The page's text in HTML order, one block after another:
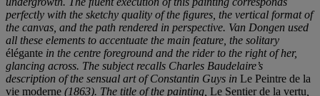
perfectly with the sketchy quality of the ﬁgures, the vertical format of
the canvas, and the path rendered in perspective. Van Dongen used
all these elements to accentuate the main feature, the solitary
élégante in the centre foreground and the rider to the right of her,
glancing across. The subject recalls Charles Baudelaire’s
description of the sensual art of Constantin Guys in Le Peintre de la
vie moderne (1863). The title of the painting, Le Sentier de la vertu